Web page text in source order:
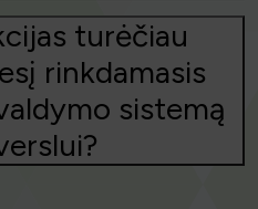
turėčiau
rinkdamasis
sistemą